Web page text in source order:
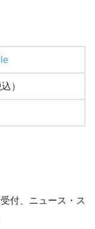
）
付、ニュース・ス